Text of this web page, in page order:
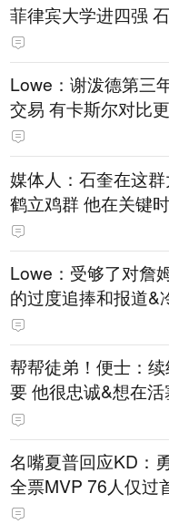
菲律宾大学进四强
Lowe：谢泼德第三
交易 有卡斯尔对比
媒体人：石奎在这
鹤立鸡群 他在关键
Lowe：受够了对詹
的过度追捧和报道&
帮帮徒弟！便士：
要 他很忠诚&想在
名嘴夏普回应KD：
全票MVP 76人仅过
了